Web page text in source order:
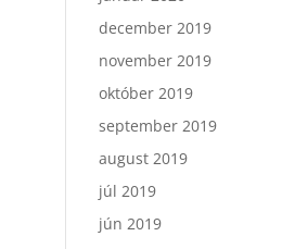
december 2019
november 2019
október 2019
september 2019
august 2019
júl 2019
jún 2019